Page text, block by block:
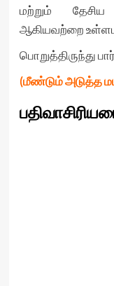
மற்றும்
ஆகியவற்றை
பொறுத்திருந்து
(மீண்டும் அடுத்த